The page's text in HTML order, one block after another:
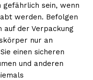
sein, wenn
werden. Befolgen
auf der Verpackung
nur an
einen sicheren
und anderen